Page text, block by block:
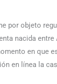
por objeto
nacida entre
en que
en línea la